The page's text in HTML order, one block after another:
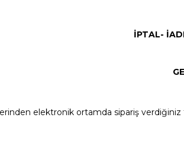
İPTAL-
elektronik ortamda sipariş